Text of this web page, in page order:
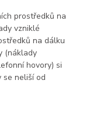
prostředků na
vzniklé
na dálku
(náklady
hovory) si
se neliší od